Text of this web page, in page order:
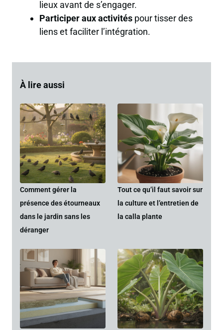
lieux avant de s’engager.
Participer aux activitéspour tisser des
liens et faciliter l’intégration.
À lire aussi
Comment gérer la
présence des étourneaux
dans le jardin sans les
déranger
Tout ce qu’il faut savoir sur
la culture et l’entretien de
la calla plante